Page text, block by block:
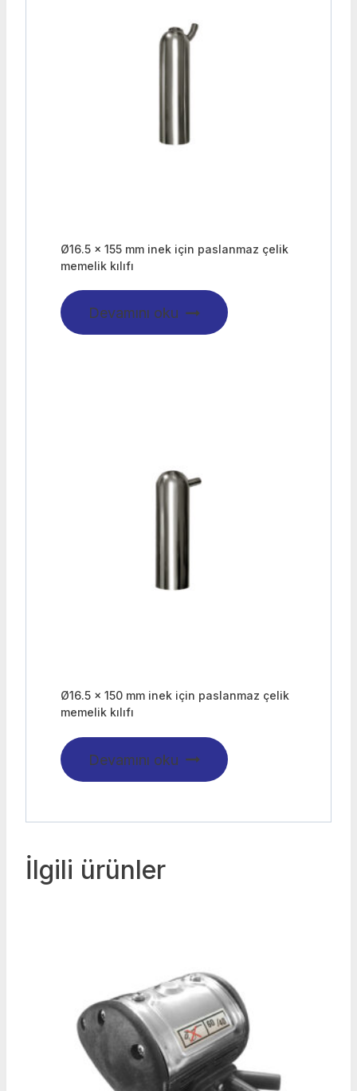
Ø16.5 x 155 mm inek için paslanmaz çelik
memelik kılıfı
Devamını oku
Ø16.5 x 150 mm inek için paslanmaz çelik
memelik kılıfı
Devamını oku
İlgili ürünler